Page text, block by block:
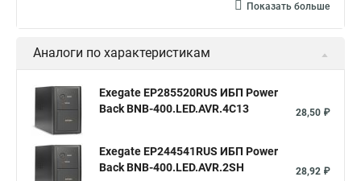
Показать больше
Аналоги по характеристикам
Exegate EP285520RUS ИБП Power
Back BNB-400.LED.AVR.4C13
28,50 ₽
Exegate EP244541RUS ИБП Power
Back BNB-400.LED.AVR.2SH
28,92 ₽